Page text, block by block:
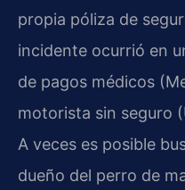
propia póliza de
incidente ocurrió en
de pagos médicos
motorista sin seguro
A veces es posible
dueño del perro de